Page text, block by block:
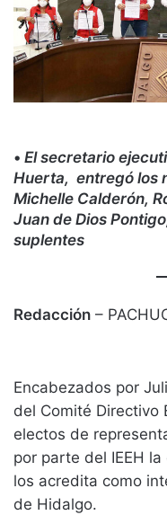
• El secretario
Huerta, entregó los
Michelle Calderón,
Juan de Dios
suplentes
Redacción –
Encabezados por
del Comité Directivo
electos de
por parte del IEEH
los acredita como
de Hidalgo.